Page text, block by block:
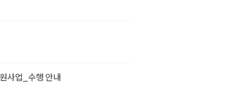
사업_수행 안내